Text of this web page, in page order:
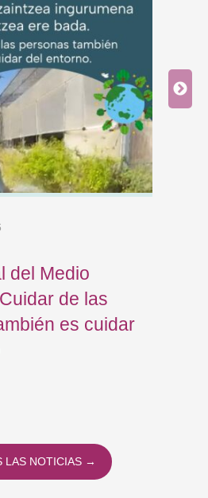
del Medio
de las
es cuidar
LAS NOTICIAS →